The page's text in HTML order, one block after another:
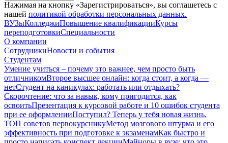
Нажимая на кнопку «Зарегистрироваться», вы соглашетесь с
нашей политикой обработки персональных данных.
ВУЗыКолледжиПовышение квалификацииКурсы
переподготовкиСпециальности
О компании
СотрудникиНовости и события
Студентам
Умение учиться – почему это важнее, чем просто быть
отличникомВторое высшее онлайн: когда стоит, а когда —
нетСтудент на каникулах: работать или отдыхать?
Скорочтение: что за навык, кому пригодится, как
освоитьПрезентация к курсовой работе и 10 ошибок студента
при ее оформленииПоступил? Теперь у тебя новая жизнь.
ТОП советов первокурсникуМетод мозгового штурма и его
эффективность при подготовке к экзаменамКак быстро и